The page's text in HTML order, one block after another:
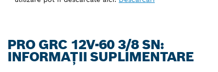
PRO GRC 12V-60 3/8 SN:
INFORMAȚII SUPLIMENTARE